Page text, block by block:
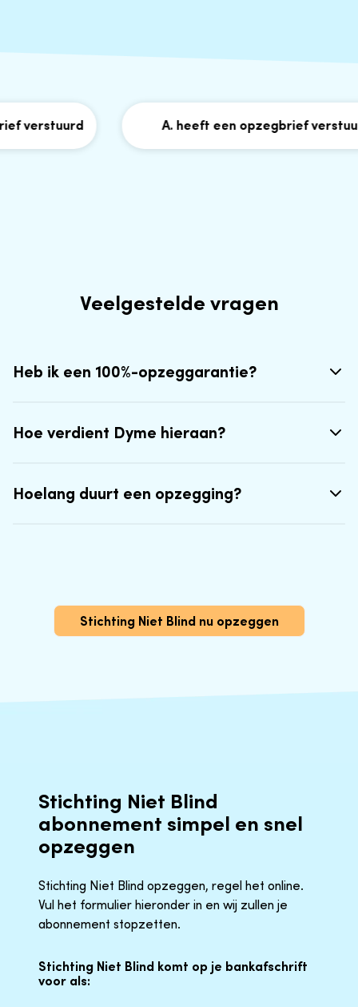
verstuurd A. heeft een opzegbrief verstuurd
Veelgestelde vragen
Heb ik een 100%-opzeggarantie?
Hoe verdient Dyme hieraan?
Hoelang duurt een opzegging?
Stichting Niet Blind nu opzeggen
Stichting Niet Blind
abonnement simpel en snel
opzeggen
Stichting Niet Blind opzeggen, regel het online.
Vul het formulier hieronder in en wij zullen je
abonnement stopzetten.
Stichting Niet Blind komt op je bankafschrift
voor als: